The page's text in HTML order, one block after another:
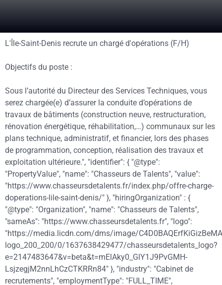
L'Île-Saint-Denis recrute un chargé d'opérations (F/H)
Objectifs du poste :
Sous l’autorité du Directeur des Services Techniques, vous
serez chargée(e) d’assurer la conduite d’opérations de
travaux de bâtiments (construction neuve, restructuration,
rénovation énergétique, réhabilitation,…) communaux sur les
plans technique, administratif, et financier, lors des phases
de programmation, conception, réalisation des travaux et
exploitation ultérieure.", "identifier": { "@type":
"PropertyValue", "name": "Chasseurs de Talents", "value":
"https://www.chasseursdetalents.fr/index.php/offre-charge-
doperations-lile-saint-denis/" }, "hiringOrganization" : {
"@type": "Organization", "name": "Chasseurs de Talents",
"sameAs": "https://www.chasseursdetalents.fr", "logo":
"https://media.licdn.com/dms/image/
logo_200_200/0/1637638429477/chasseursdetalents_logo?
e=2147483647&v=beta&t=mElAky0_GlY1J9PvGMH-
LsjzegjM2nnLhCzCTKRRn84" }, "industry": "Cabinet de
recrutements", "employmentType": "FULL_TIME",